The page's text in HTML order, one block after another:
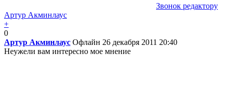
Звонок редактору
Артур Акминлаус
+
0
Артур Акминлаус Офлайн 26 декабря 2011 20:40
Неужели вам интересно мое мнение